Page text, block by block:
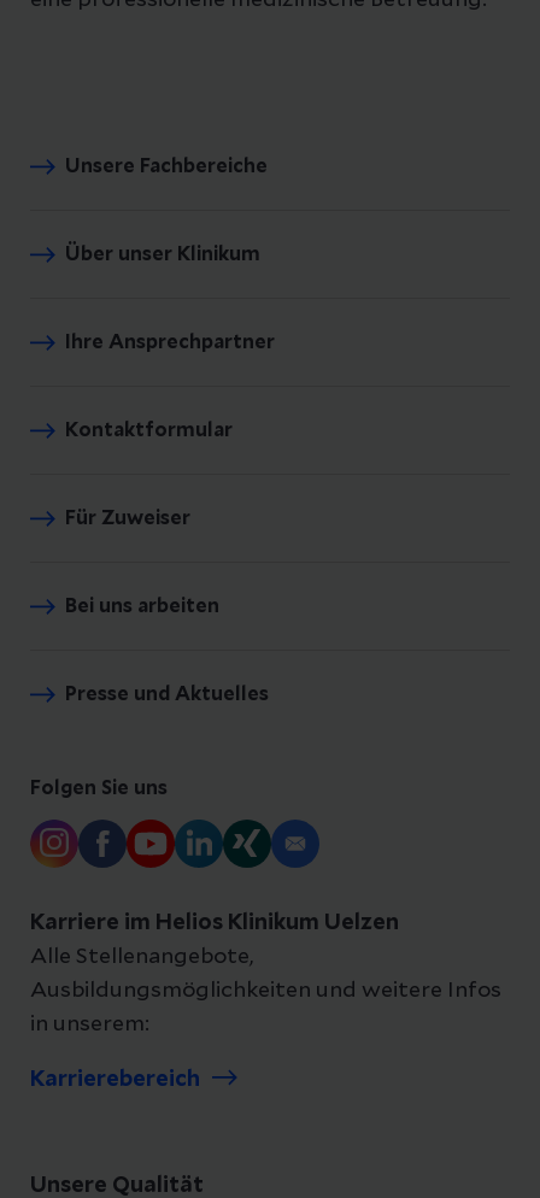
Unsere Fachbereiche
Über unser Klinikum
Ihre Ansprechpartner
Kontaktformular
Für Zuweiser
Bei uns arbeiten
Presse und Aktuelles
Folgen Sie uns
Karriere im Helios Klinikum Uelzen
Alle Stellenangebote,
Ausbildungsmöglichkeiten und weitere Infos
in unserem:
Karrierebereich
Unsere Qualität